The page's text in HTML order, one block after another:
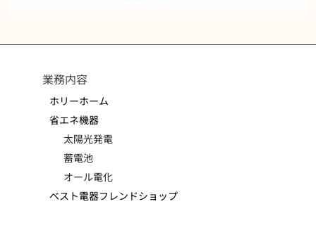
業務内容
ホリーホーム
省エネ機器
太陽光発電
蓄電池
オール電化
ベスト電器フレンドショップ